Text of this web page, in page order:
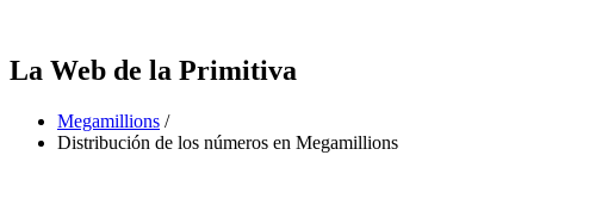
La Web de la Primitiva
Megamillions /
Distribución de los números en Megamillions